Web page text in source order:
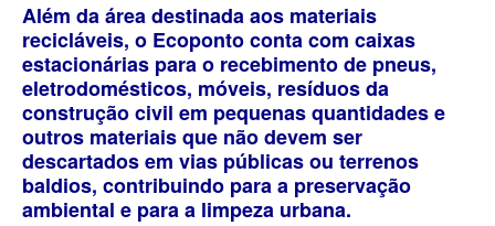
Além da área destinada aos materiais
recicláveis, o Ecoponto conta com caixas
estacionárias para o recebimento de pneus,
eletrodomésticos, móveis, resíduos da
construção civil em pequenas quantidades e
outros materiais que não devem ser
descartados em vias públicas ou terrenos
baldios, contribuindo para a preservação
ambiental e para a limpeza urbana.